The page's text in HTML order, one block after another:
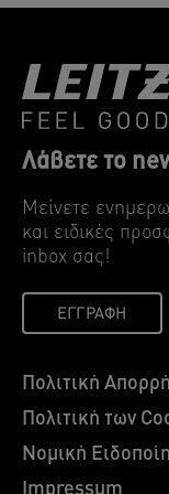
περιβάλλον του
Λάβετε το
Μείνετε
και ειδικές
inbox σας!
ΕΓΓΡΑΦΉ
Πολιτική
Πολιτική των
Νομική